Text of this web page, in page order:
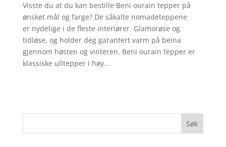
Visste du at du kan bestille Beni ourain tepper på
ønsket mål og farge? De såkalte nomadeteppene
er nydelige i de fleste interiører. Glamorøse og
tidløse, og holder deg garantert varm på beina
gjennom høsten og vinteren. Beni ourain tepper er
klassiske ulltepper i høy...